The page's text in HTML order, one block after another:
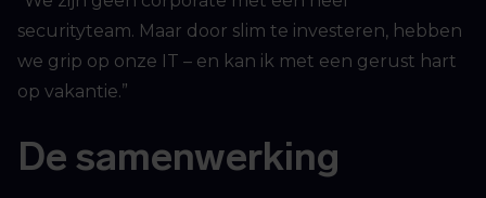
securityteam. Maar door slim te investeren, hebben
we grip op onze IT – en kan ik met een gerust hart
op vakantie.”
De samenwerking